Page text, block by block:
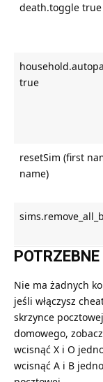
death.toggle true
true
resetSim (first
name)
Nie ma żadnych
jeśli włączysz
skrzynce
domowego,
wcisnąć X i O
wcisnąć A i B